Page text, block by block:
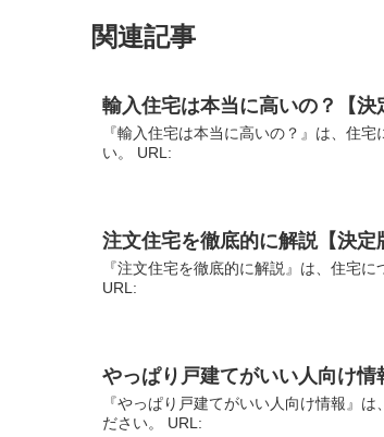
関連記事
輸入住宅は本当に高いの？【決
『輸入住宅は本当に高いの？』は、住
い。 URL:
注文住宅を徹底的に解説【決定
『注文住宅を徹底的に解説』は、住宅
URL:
やっぱり戸建てがいい人向け情
『やっぱり戸建てがいい人向け情報』
ださい。 URL: